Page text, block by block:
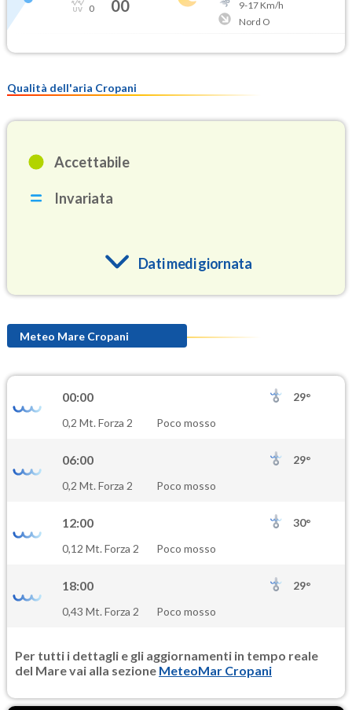
0 00 9-17Km/h
Nord O
Qualità dell'aria Cropani
Accettabile
Invariata
Dati medi giornata
(Ozono) 87.3
(Diossido di azoto)
PM10
PM25
Meteo Mare Cropani
00:00
29°
0,2 Mt. Forza 2
Poco mosso
06:00
29°
0,2 Mt. Forza 2
Poco mosso
12:00
30°
0,12 Mt. Forza 2
Poco mosso
18:00
29°
0,43 Mt. Forza 2
Poco mosso
Per tutti i dettagli e gli aggiornamenti in tempo reale
del Mare vai alla sezione MeteoMar Cropani